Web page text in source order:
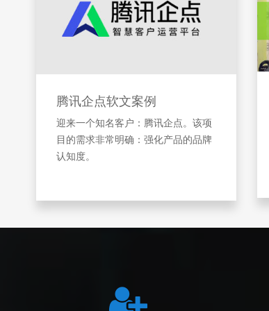
腾讯企点软文案例
迎来一个知名客户：腾讯企点。该项
目的需求非常明确：强化产品的品牌
认知度。